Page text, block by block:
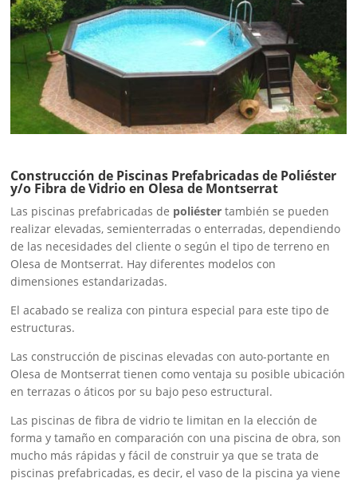
Construcción de Piscinas Prefabricadas de Poliéster
y/o Fibra de Vidrio en Olesa de Montserrat
Las piscinas prefabricadas de poliéster también se pueden
realizar elevadas, semienterradas o enterradas, dependiendo
de las necesidades del cliente o según el tipo de terreno en
Olesa de Montserrat. Hay diferentes modelos con
dimensiones estandarizadas.
El acabado se realiza con pintura especial para este tipo de
estructuras.
Las construcción de piscinas elevadas con auto-portante en
Olesa de Montserrat tienen como ventaja su posible ubicación
en terrazas o áticos por su bajo peso estructural.
Las piscinas de fibra de vidrio te limitan en la elección de
forma y tamaño en comparación con una piscina de obra, son
mucho más rápidas y fácil de construir ya que se trata de
piscinas prefabricadas, es decir, el vaso de la piscina ya viene